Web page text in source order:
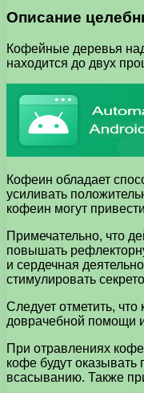
Описание
Кофейные деревья
находится до двух
Кофеин обладает
усиливать
кофеин могут
Примечательно, что
повышать
и сердечная
стимулировать
Следует отметить,
доврачебной помощи
При отравлениях
кофе будут
всасыванию. Также